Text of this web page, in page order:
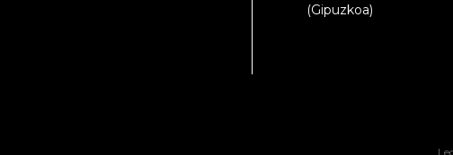
(Gipuzkoa)